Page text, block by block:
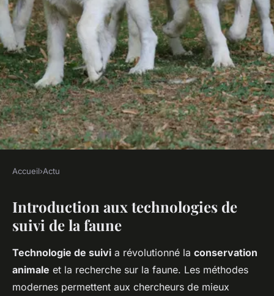
Comment les chercheurs
utilisent-ils la technologie
pour suivre la faune sauvage?
Maria • 2 mars 2025 6 min de lecture
Accueil›Actu
Introduction aux technologies de
suivi de la faune
Technologie de suivi a révolutionné la conservation
animale et la recherche sur la faune. Les méthodes
modernes permettent aux chercheurs de mieux